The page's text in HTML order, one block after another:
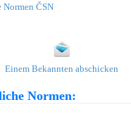
Normen ČSN
Einem Bekannten abschicken
Normen: